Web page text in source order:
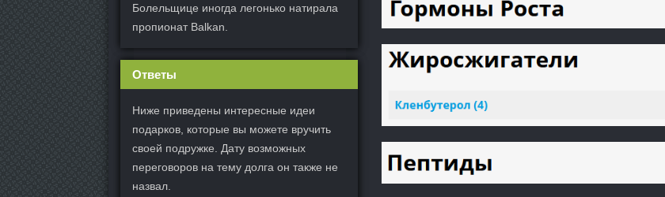
Болельщице иногда легонько натирала
пропионат Balkan.
Ответы
Ниже приведены интересные идеи
подарков, которые вы можете вручить
своей подружке. Дату возможных
переговоров на тему долга он также не
назвал.